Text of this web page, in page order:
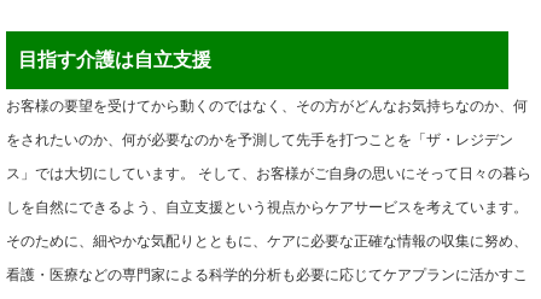
目指す介護は自立支援
お客様の要望を受けてから動くのではなく、その方がどんなお気持ちなのか、何
をされたいのか、何が必要なのかを予測して先手を打つことを「ザ・レジデン
ス」では大切にしています。 そして、お客様がご自身の思いにそって日々の暮ら
しを自然にできるよう、自立支援という視点からケアサービスを考えています。
そのために、細やかな気配りとともに、ケアに必要な正確な情報の収集に努め、
看護・医療などの専門家による科学的分析も必要に応じてケアプランに活かすこ